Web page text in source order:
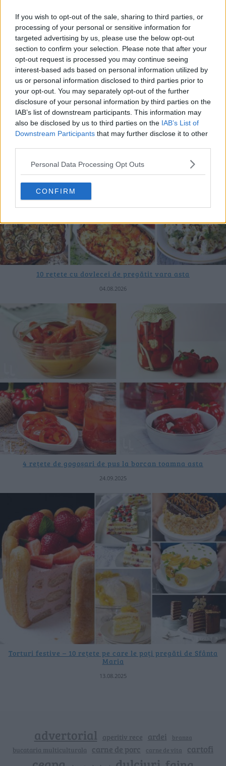
If you wish to opt-out of the sale, sharing to third parties, or
processing of your personal or sensitive information for
targeted advertising by us, please use the below opt-out
section to confirm your selection. Please note that after your
opt-out request is processed you may continue seeing
interest-based ads based on personal information utilized by
us or personal information disclosed to third parties prior to
your opt-out. You may separately opt-out of the further
disclosure of your personal information by third parties on the
IAB’s list of downstream participants. This information may
also be disclosed by us to third parties on the IAB’s List of
Downstream Participants that may further disclose it to other
Personal Data Processing Opt Outs
CONFIRM
20 de rețete de salate de vară fără prelucrare termică
06.08.2026
10 rețete cu dovlecei de pregătit vara asta
04.08.2026
4 rețete de gogoșari de pus la borcan toamna asta
24.09.2025
Torturi festive – 10 rețete pe care le poți pregăti de Sfânta
Maria
13.08.2025
advertorial aperitiv rece ardei branza
bucataria multiculturala carne de porc carne de vita cartofi